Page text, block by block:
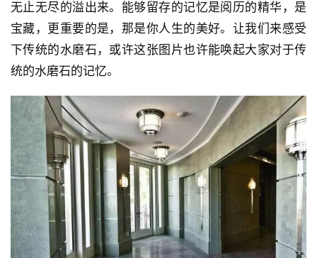
每个人心中都有记忆，很多人的记忆已经被封存，被遗
忘。一旦将那层掩盖记忆的膜击破，内心深处的留存会
无止无尽的溢出来。能够留存的记忆是阅历的精华，是
宝藏，更重要的是，那是你人生的美好。让我们来感受
下传统的水磨石，或许这张图片也许能唤起大家对于传
统的水磨石的记忆。